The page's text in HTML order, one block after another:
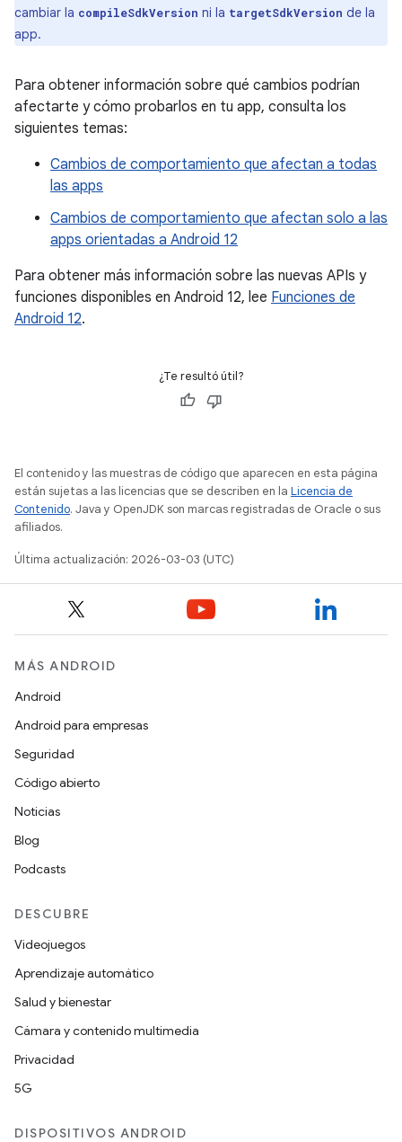
cambiar la compileSdkVersion ni la targetSdkVersion de la
app.
Para obtener información sobre qué cambios podrían
afectarte y cómo probarlos en tu app, consulta los
siguientes temas:
Cambios de comportamiento que afectan a todas
las apps
Cambios de comportamiento que afectan solo a las
apps orientadas a Android 12
Para obtener más información sobre las nuevas APIs y
funciones disponibles en Android 12, lee Funciones de
Android 12.
¿Te resultó útil?
El contenido y las muestras de código que aparecen en esta página
están sujetas a las licencias que se describen en la Licencia de
Contenido. Java y OpenJDK son marcas registradas de Oracle o sus
afiliados.
Última actualización: 2026-03-03 (UTC)
MÁS ANDROID
Android
Android para empresas
Seguridad
Código abierto
Noticias
Blog
Podcasts
DESCUBRE
Videojuegos
Aprendizaje automático
Salud y bienestar
Cámara y contenido multimedia
Privacidad
5G
DISPOSITIVOS ANDROID